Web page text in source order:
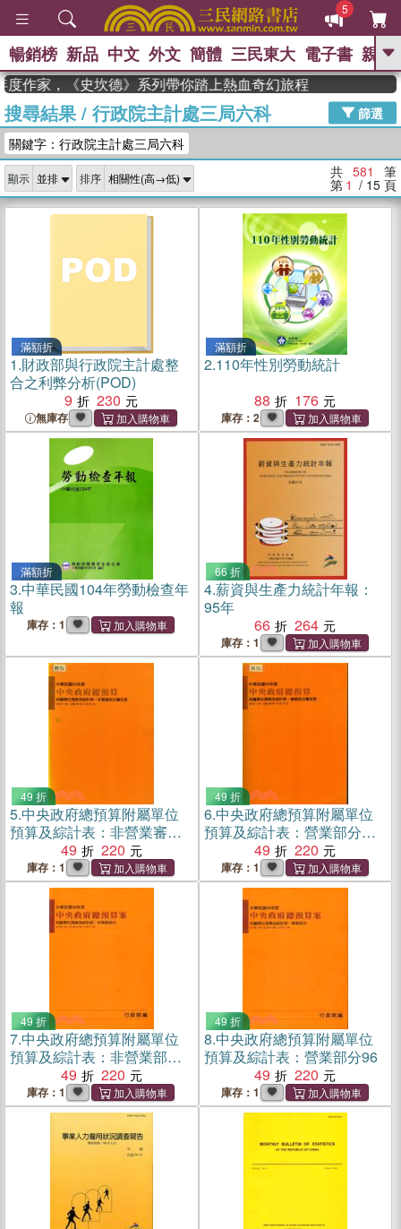
5
GO
熱搜： 東野圭吾 、 The Odyssey 、
父親節 、 如果歷史是一群喵 、 暑期
推薦
念華 、 台灣的李登輝時代 、 數學女
孩：黎曼猜想
偉大的迷走神經
暢銷榜 新品 中文 外文 簡體 三民東大 電子書 親子
《史坎德》系列帶你踏上熱血奇幻旅程
搜尋結果/ 行政院主計處三局六科
篩選
關鍵字：行政院主計處三局六科
顯示 排序 共 581 筆
第 1 / 15 頁
滿額折
1.財政部與行政院主計處整
合之利弊分析(POD)
9
230
無庫存
滿額折
2.110年性別勞動統計
88
176
庫存：2
滿額折
3.中華民國104年勞動檢查年
報
庫存：1
66 折
4.薪資與生產力統計年報：
95年
66
264
庫存：1
49 折
5.中央政府總預算附屬單位
預算及綜計表：非營業審定
49 220
庫存：1
49 折
6.中央政府總預算附屬單位
預算及綜計表：營業部分審
49 220
庫存：1
49 折
7.中央政府總預算附屬單位
預算及綜計表：非營業部分
49 220
庫存：1
49 折
8.中央政府總預算附屬單位
預算及綜計表：營業部分96
49
220
庫存：1